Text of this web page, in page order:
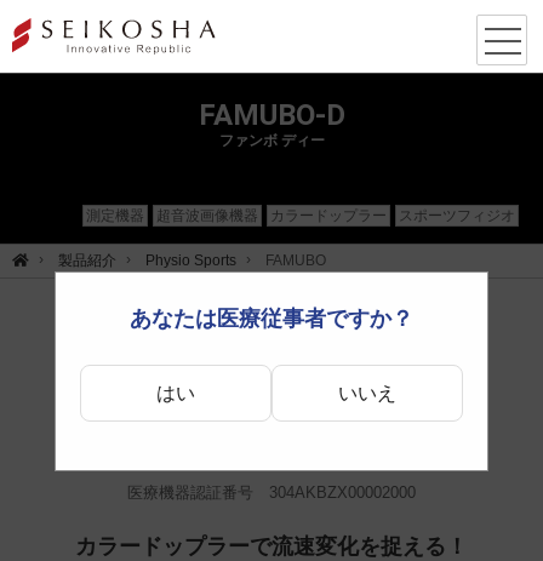
FAMUBO-D
ファンボ ディー
測定機器 超音波画像機器 カラードップラー スポーツフィジオ
製品紹介 Physio Sports FAMUBO
医療機器認証番号 304AKBZX00002000
カラードップラーで流速変化を捉える！
あなたは医療従事者ですか？
はい いいえ